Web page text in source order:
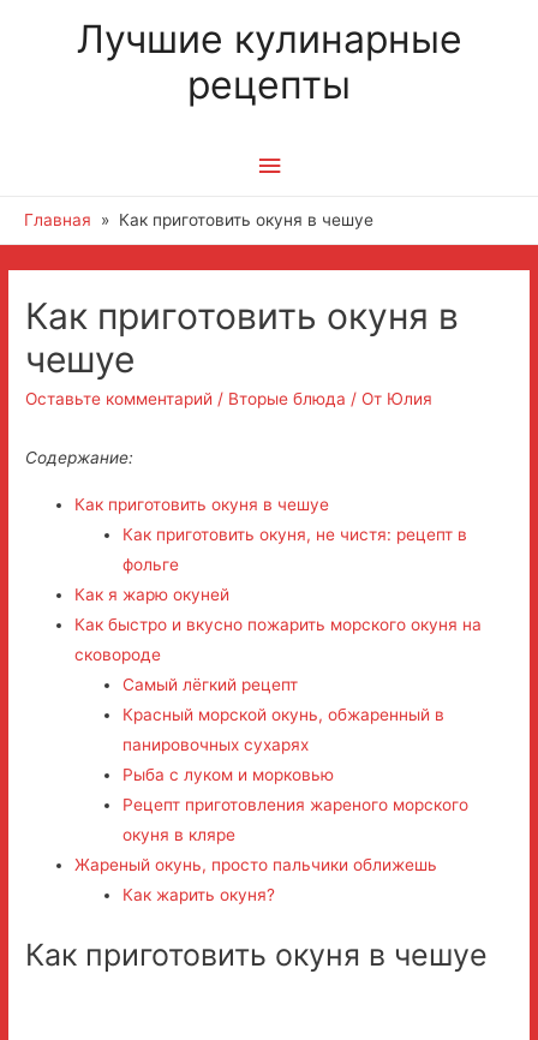
Лучшие кулинарные
рецепты
Главное
меню
Главная Как приготовить окуня в чешуе
Как приготовить окуня в
чешуе
Оставьте комментарий / Вторые блюда / От Юлия
Содержание:
Как приготовить окуня в чешуе
Как приготовить окуня, не чистя: рецепт в
фольге
Как я жарю окуней
Как быстро и вкусно пожарить морского окуня на
сковороде
Самый лёгкий рецепт
Красный морской окунь, обжаренный в
панировочных сухарях
Рыба с луком и морковью
Рецепт приготовления жареного морского
окуня в кляре
Жареный окунь, просто пальчики оближешь
Как жарить окуня?
Как приготовить окуня в чешуе
по
записям